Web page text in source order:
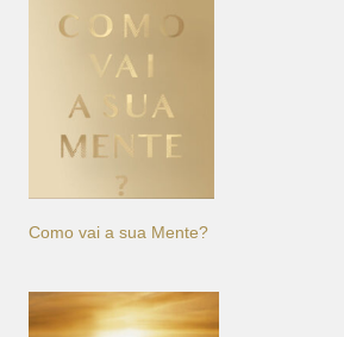
Como vai a sua Mente?